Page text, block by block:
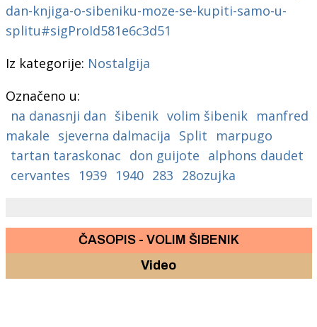
dan-knjiga-o-sibeniku-moze-se-kupiti-samo-u-
splitu#sigProId581e6c3d51
Iz kategorije: Nostalgija
Označeno u:
na danasnji dan šibenik volim šibenik manfred
makale sjeverna dalmacija Split
marpugo
tartan taraskonac don guijote alphons daudet
cervantes
1939 1940 283 28ozujka
ČASOPIS - VOLIM ŠIBENIK
Video